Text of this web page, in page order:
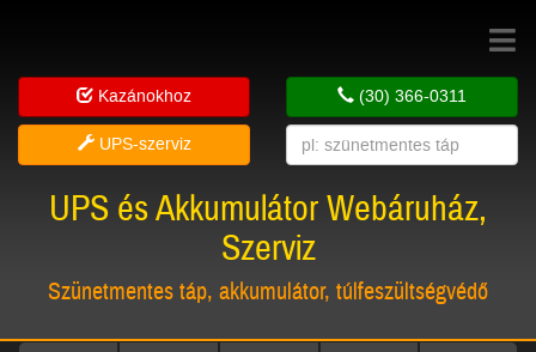
Toggle
Kazánokhoz
UPS-szerviz
(30) 366-0311
UPS és Akkumulátor Webáruház,
Szerviz
Szünetmentes táp, akkumulátor, túlfeszültségvédő